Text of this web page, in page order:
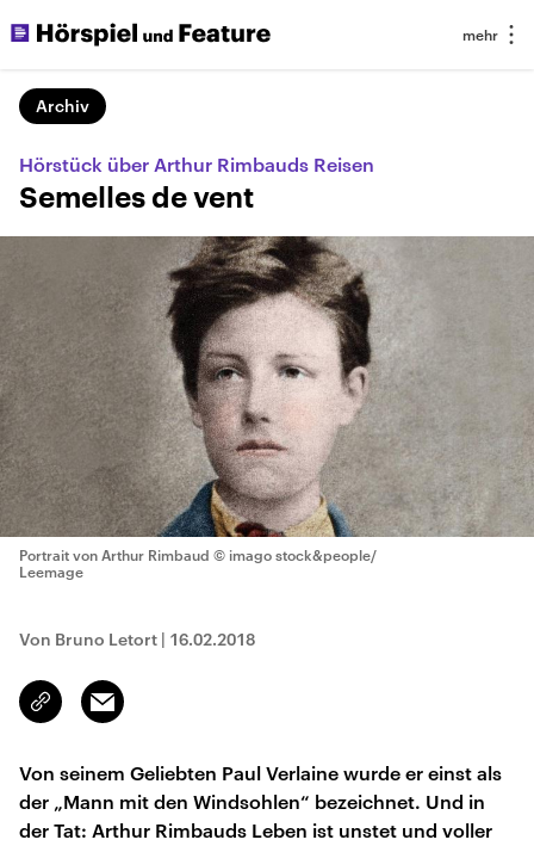
Archiv
Hörstück über Arthur Rimbauds Reisen
Semelles de vent
Portrait von Arthur Rimbaud © imago stock&people/
Leemage
Von Bruno Letort | 16.02.2018
Link
kopieren/teilen
Email
Von seinem Geliebten Paul Verlaine wurde er einst als
der „Mann mit den Windsohlen“ bezeichnet. Und in
der Tat: Arthur Rimbauds Leben ist unstet und voller